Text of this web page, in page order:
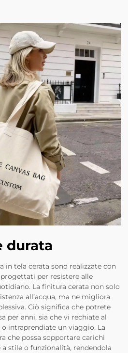
durata
in tela cerata sono realizzate con
per resistere alle
La finitura cerata non solo
all’acqua, ma ne migliora
Ciò significa che potrete
per anni, sia che vi rechiate al
intraprendiate un viaggio. La
che possa sopportare carichi
stile o funzionalità, rendendola